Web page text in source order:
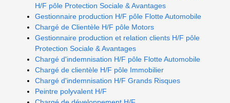
H/F pôle Protection Sociale & Avantages
Gestionnaire production H/F pôle Flotte Automobile
Chargé de Clientèle H/F pôle Motors
Gestionnaire production et relation clients H/F pôle
Protection Sociale & Avantages
Chargé d'indemnisation H/F pôle Flotte Automobile
Chargé de clientèle H/F pôle Immobilier
Chargé d'indemnisation H/F Grands Risques
Peintre polyvalent H/F